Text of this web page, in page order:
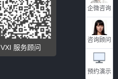
企微咨询
咨询顾问
预约演示
VXI 服务顾问